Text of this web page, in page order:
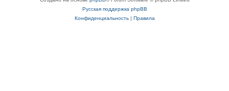
Русская поддержка phpBB
Конфиденциальность| Правила